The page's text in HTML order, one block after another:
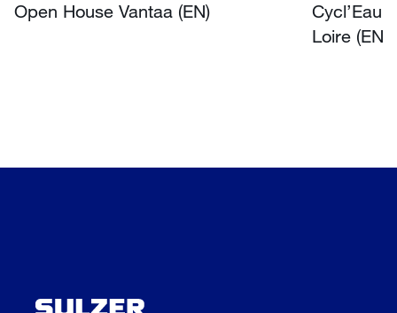
Open House Vantaa (EN)
Cycl’Eau
Loire (EN)